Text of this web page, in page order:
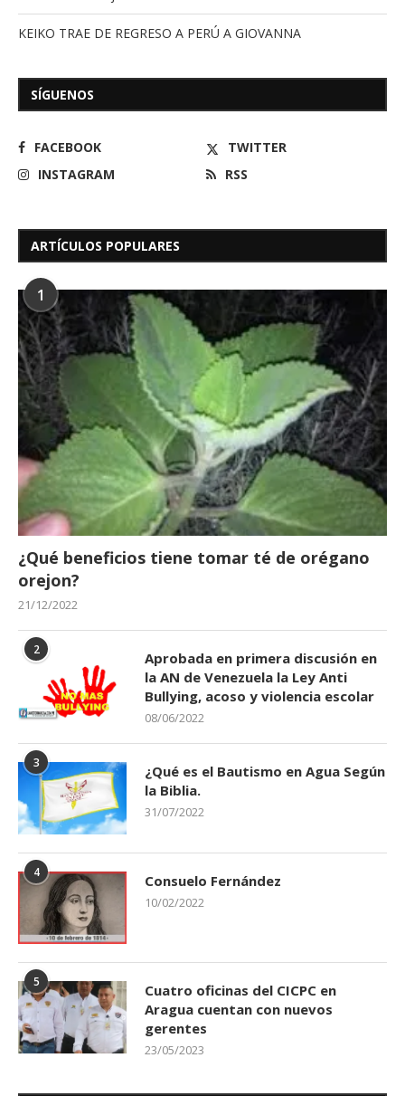
KEIKO TRAE DE REGRESO A PERÚ A GIOVANNA
SÍGUENOS
FACEBOOK
TWITTER
INSTAGRAM
RSS
ARTÍCULOS POPULARES
1
¿Qué beneficios tiene tomar té de orégano
orejon?
21/12/2022
2
Aprobada en primera discusión en
la AN de Venezuela la Ley Anti
Bullying, acoso y violencia escolar
08/06/2022
3
¿Qué es el Bautismo en Agua Según
la Biblia.
31/07/2022
4 Consuelo Fernández
10/02/2022
5
Cuatro oficinas del CICPC en
Aragua cuentan con nuevos
gerentes
23/05/2023